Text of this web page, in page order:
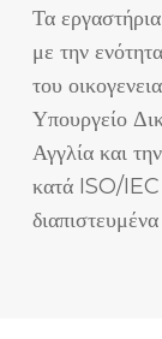
Τα
με την
του
Υπουργείο
Αγγλία και
κατά ISO/